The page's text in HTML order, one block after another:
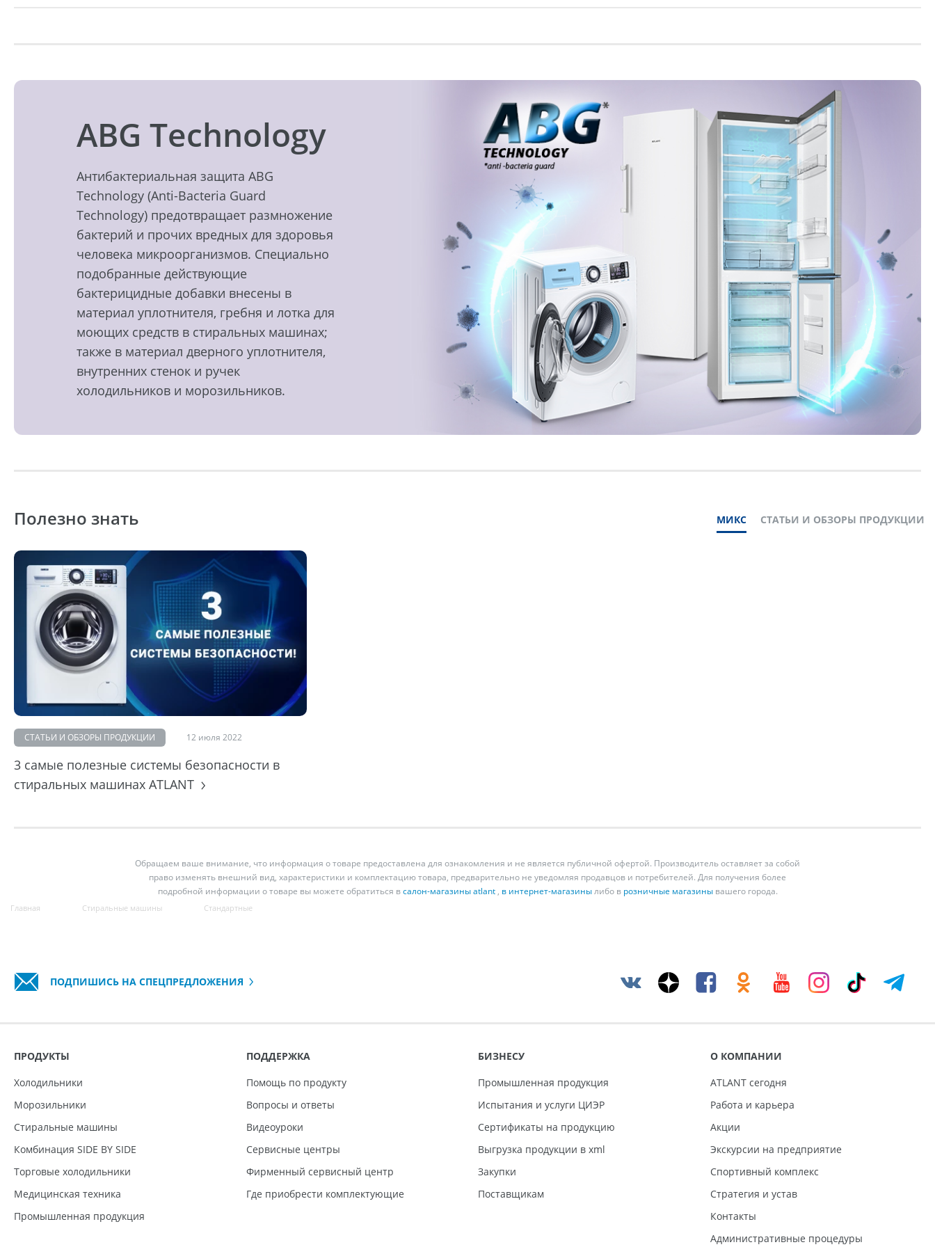
ABG Technology
Антибактериальная защита ABG
Technology (Anti-Bacteria Guard
Technology) предотвращает размножение
бактерий и прочих вредных для здоровья
человека микроорганизмов. Специально
подобранные действующие
бактерицидные добавки внесены в
материал уплотнителя, гребня и лотка для
моющих средств в стиральных машинах;
также в материал дверного уплотнителя,
внутренних стенок и ручек
холодильников и морозильников.
Полезно знать МИКС СТАТЬИ И ОБЗОРЫ ПРОДУКЦИИ
СТАТЬИ И ОБЗОРЫ ПРОДУКЦИИ 12 июля 2022
3 самые полезные системы безопасности в
стиральных машинах ATLANT
Обращаем ваше внимание, что информация о товаре предоставлена для ознакомления и не является публичной офертой. Производитель оставляет за собой
право изменять внешний вид, характеристики и комплектацию товара, предварительно не уведомляя продавцов и потребителей. Для получения более
подробной информации о товаре вы можете обратиться всалон-магазины atlant, в интернет-магазинылибо в розничные магазинывашего города.
Главная Стиральные машины Стандартные
ПОДПИШИСЬ НА СПЕЦПРЕДЛОЖЕНИЯ
ПРОДУКТЫ
Холодильники
Морозильники
Стиральные машины
Комбинация SIDE BY SIDE
Торговые холодильники
Медицинская техника
Промышленная продукция
ПОДДЕРЖКА
Помощь по продукту
Вопросы и ответы
Видеоуроки
Сервисные центры
Фирменный сервисный центр
Где приобрести комплектующие
БИЗНЕСУ
Промышленная продукция
Испытания и услуги ЦИЭР
Сертификаты на продукцию
Выгрузка продукции в xml
Закупки
Поставщикам
О КОМПАНИИ
ATLANT сегодня
Работа и карьера
Акции
Экскурсии на предприятие
Спортивный комплекс
Стратегия и устав
Контакты
Административные процедуры